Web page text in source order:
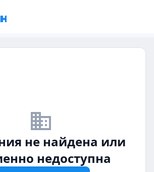
business_off
не найдена или
недоступна